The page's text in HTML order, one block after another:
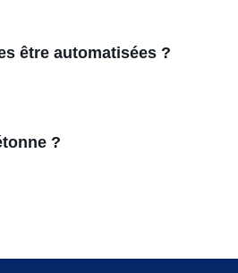
être automatisées ?
?